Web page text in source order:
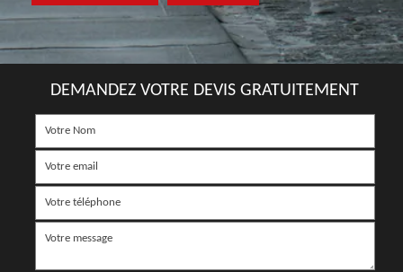
DEMANDEZ VOTRE DEVIS GRATUITEMENT